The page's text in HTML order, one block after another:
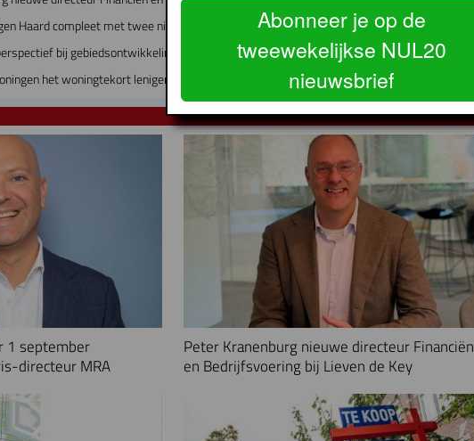
Haard compleet met twee nieuwe directeuren
bij gebiedsontwikkeling
het woningtekort lenigen?
NUL20 NIEUWS
1 september
directeur MRA
Peter Kranenburg nieuwe directeur Financiën
en Bedrijfsvoering bij Lieven de Key
Abonneer je op de
tweewekelijkse NUL20
nieuwsbrief